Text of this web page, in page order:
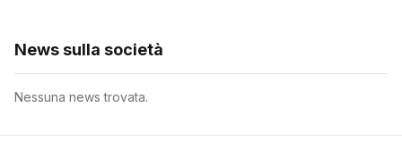
News sulla società
Nessuna news trovata.